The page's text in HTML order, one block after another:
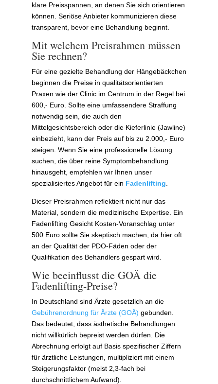
klare Preisspannen, an denen Sie sich orientieren
können. Seriöse Anbieter kommunizieren diese
transparent, bevor eine Behandlung beginnt.
Mit welchem Preisrahmen müssen
Sie rechnen?
Für eine gezielte Behandlung der Hängebäckchen
beginnen die Preise in qualitätsorientierten
Praxen wie der Clinic im Centrum in der Regel bei
600,- Euro. Sollte eine umfassendere Straffung
notwendig sein, die auch den
Mittelgesichtsbereich oder die Kieferlinie (Jawline)
einbezieht, kann der Preis auf bis zu 2.000,- Euro
steigen. Wenn Sie eine professionelle Lösung
suchen, die über reine Symptombehandlung
hinausgeht, empfehlen wir Ihnen unser
spezialisiertes Angebot für ein Fadenlifting
Dieser Preisrahmen reflektiert nicht nur das
Material, sondern die medizinische Expertise. Ein
Fadenlifting Gesicht Kosten-Voranschlag unter
500 Euro sollte Sie skeptisch machen, da hier oft
an der Qualität der PDO-Fäden oder der
Qualifikation des Behandlers gespart wird.
Wie beeinflusst die GOÄ die
Fadenlifting-Preise?
In Deutschland sind Ärzte gesetzlich an die
Gebührenordnung für Ärzte (GOÄ) gebunden.
Das bedeutet, dass ästhetische Behandlungen
nicht willkürlich bepreist werden dürfen. Die
Abrechnung erfolgt auf Basis spezifischer Ziffern
für ärztliche Leistungen, multipliziert mit einem
Steigerungsfaktor (meist 2,3-fach bei
durchschnittlichem Aufwand).